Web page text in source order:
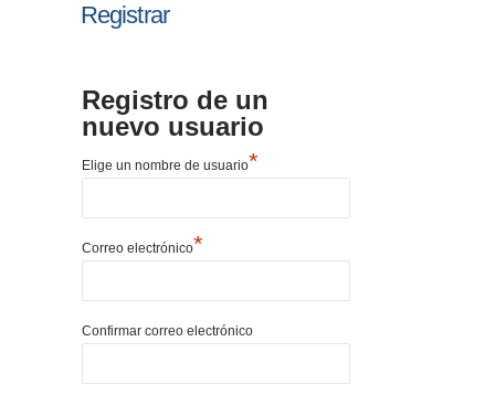
Registrar
Registro de un
nuevo usuario
Elige un nombre de usuario*
Correo electrónico*
Confirmar correo electrónico